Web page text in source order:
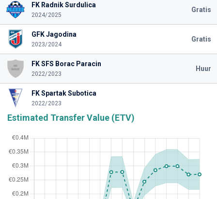
FK Radnik Surdulica
2024/2025
Gratis
GFK Jagodina
2023/2024
Gratis
FK SFS Borac Paracin
2022/2023
Huur
FK Spartak Subotica
2022/2023
Estimated Transfer Value (ETV)